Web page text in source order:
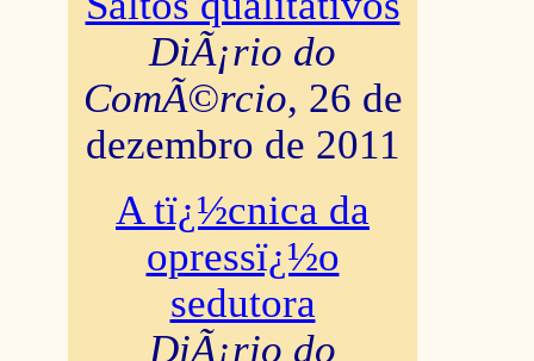
DiÃ¡rio do
ComÃ©rcio, 26 de
dezembro de 2011
A tï¿½cnica da
opressï¿½o
sedutora
DiÃ¡rio do